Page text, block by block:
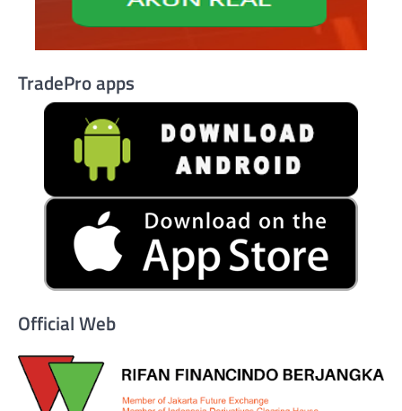
TradePro apps
Official Web